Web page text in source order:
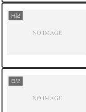
日記
日記